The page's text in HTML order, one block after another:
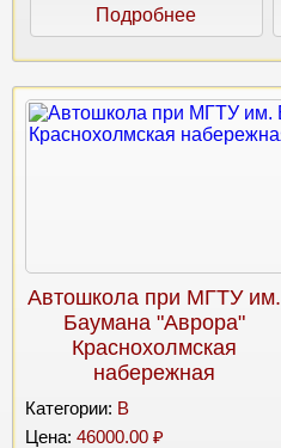
Подробнее
Автошкола при МГТУ им.
Баумана "Аврора"
Краснохолмская
набережная
Категории: B
Цена: 46000.00 ₽